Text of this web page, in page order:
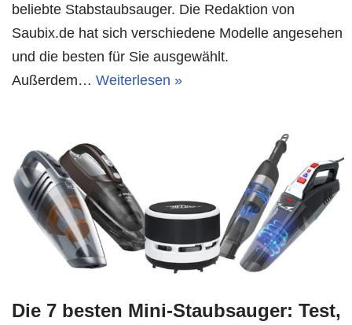
beliebte Stabstaubsauger. Die Redaktion von
Saubix.de hat sich verschiedene Modelle angesehen
und die besten für Sie ausgewählt.
Außerdem… Weiterlesen »
Die 7 besten Mini-Staubsauger: Test,